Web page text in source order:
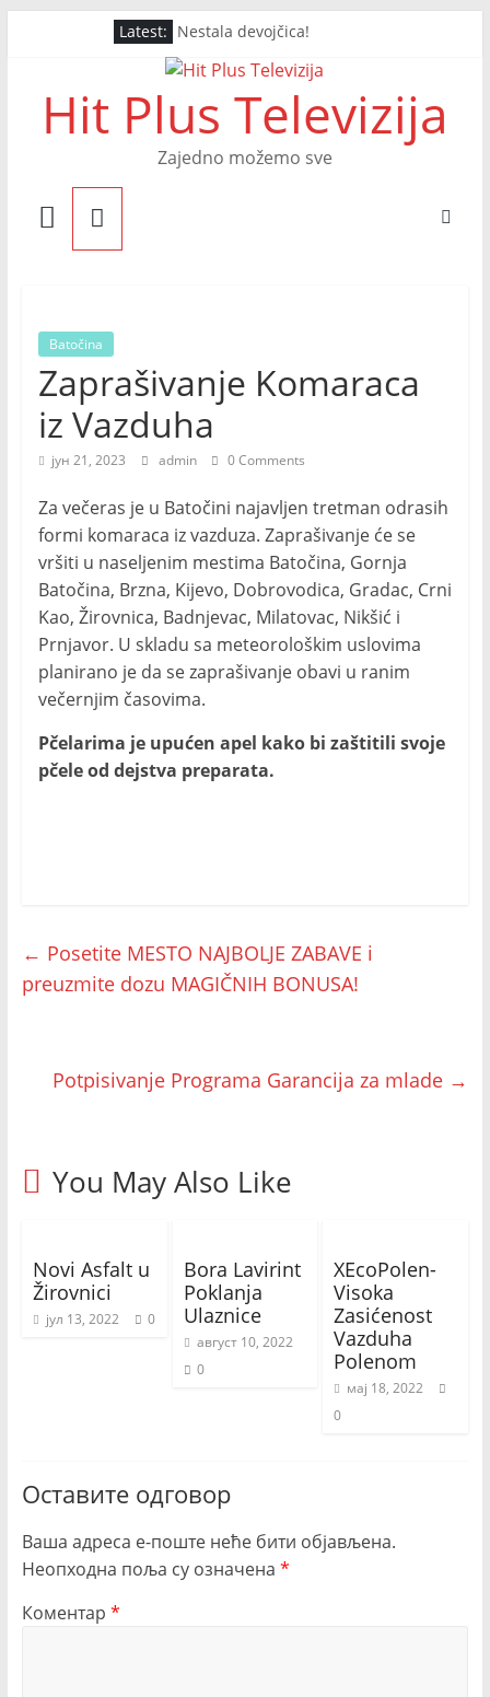
Latest: Nestala devojčica!
Završna noć Arsenal Festa
Drugo Veče Arsenal Festa
PRVO VEČE ARSENAL FESTA
OTVOREN ARSENAL FEST
Hit Plus Televizija
Zajedno možemo sve
Batočina
Zaprašivanje Komaraca
iz Vazduha
јун 21, 2023 admin 0 Comments
Za večeras je u Batočini najavljen tretman odrasih
formi komaraca iz vazduza. Zaprašivanje će se
vršiti u naseljenim mestima Batočina, Gornja
Batočina, Brzna, Kijevo, Dobrovodica, Gradac, Crni
Kao, Žirovnica, Badnjevac, Milatovac, Nikšić i
Prnjavor. U skladu sa meteorološkim uslovima
planirano je da se zaprašivanje obavi u ranim
večernjim časovima.
Pčelarima je upućen apel kako bi zaštitili svoje
pčele od dejstva preparata.
← Posetite MESTO NAJBOLJE ZABAVE i
preuzmite dozu MAGIČNIH BONUSA!
Potpisivanje Programa Garancija za mlade →
You May Also Like
Novi Asfalt u
Žirovnici
јул 13, 2022 0
Bora Lavirint
Poklanja
Ulaznice
август 10, 2022
0
XEcoPolen-
Visoka
Zasićenost
Vazduha
Polenom
мај 18, 2022
0
Оставите одговор
Ваша адреса е-поште неће бити објављена.
Неопходна поља су означена *
Коментар *